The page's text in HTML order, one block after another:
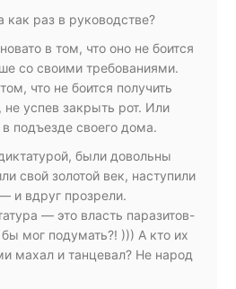
раз в руководстве?
в том, что оно не боится
со своими требованиями.
что не боится получить
успев закрыть рот. Или
подъезде своего дома.
были довольны
свой золотой век, наступили
и вдруг прозрели.
— это власть паразитов-
мог подумать?! ))) А кто их
махал и танцевал? Не народ